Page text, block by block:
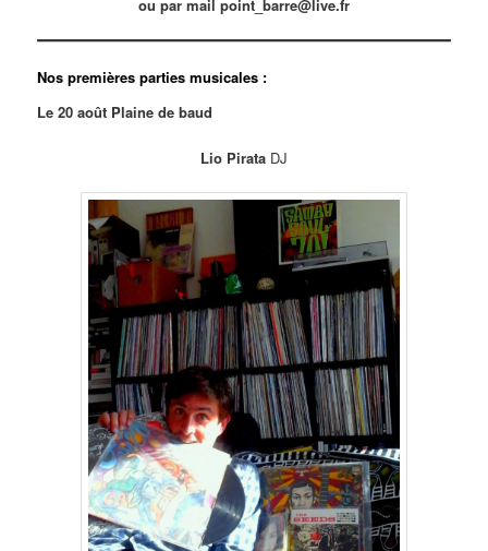
ou par mail point_barre@live.fr
Nos premières parties musicales :
Le 20 août Plaine de baud
Lio Pirata DJ